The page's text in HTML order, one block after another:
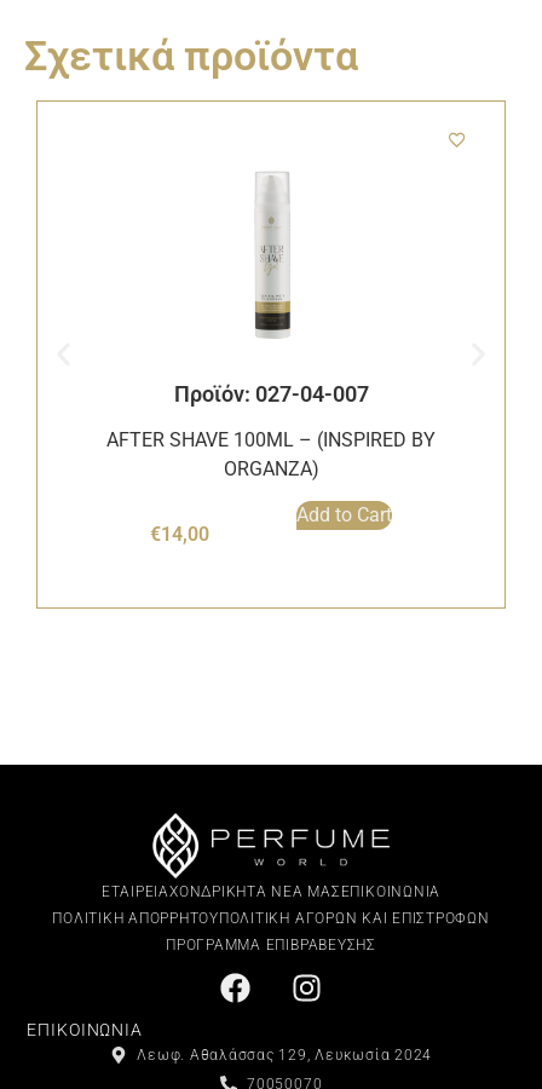
Σχετικά προϊόντα
Προϊόν: 027-04-007
AFTER SHAVE 100ML – (INSPIRED BY
ORGANZA)
€14,00
Add to Cart
ΕΤΑΙΡΕΙΑΧΟΝΔΡΙΚΗΤΑ ΝΕΑ ΜΑΣ ΕΠΙΚΟΙΝΩΝΙΑ
ΠΟΛΙΤΙΚΗ ΑΠΟΡΡΗΤΟΥΠΟΛΙΤΙΚΗ ΑΓΟΡΩΝ ΚΑΙ ΕΠΙΣΤΡΟΦΩΝ
ΠΡΟΓΡΑΜΜΑ ΕΠΙΒΡΑΒΕΥΣΗΣ
ΕΠΙΚΟΙΝΩΝΙΑ
Λεωφ. Αθαλάσσας 129, Λευκωσία 2024
70050070